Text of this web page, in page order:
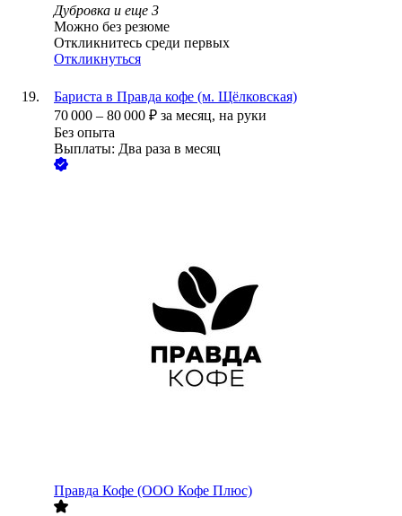
Дубровка и еще 3
Можно без резюме
Откликнитесь среди первых
Откликнуться
Бариста в Правда кофе (м. Щёлковская)
70 000 – 80 000 ₽ за месяц, на руки
Без опыта
Выплаты: Два раза в месяц
Правда Кофе (ООО Кофе Плюс)